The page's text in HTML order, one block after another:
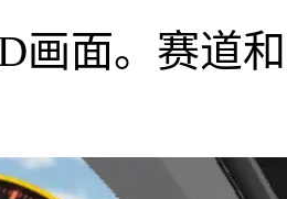
画面。赛道